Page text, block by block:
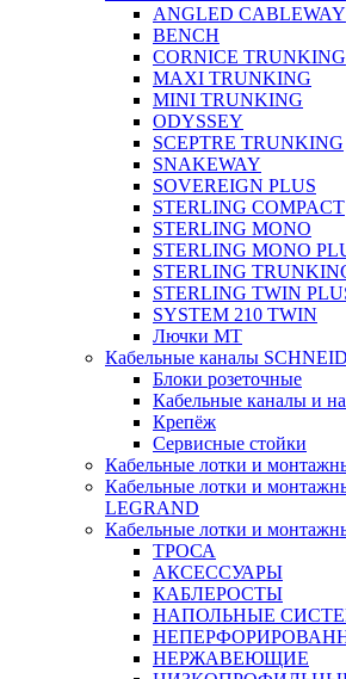
ANGLED CABLEWAY
BENCH
CORNICE TRUNKING
MAXI TRUNKING
MINI TRUNKING
ODYSSEY
SCEPTRE TRUNKING
SNAKEWAY
SOVEREIGN PLUS
STERLING COMPACT
STERLING MONO
STERLING MONO
STERLING
STERLING TWIN
SYSTEM 210 TWIN
Лючки MT
Кабельные каналы
Блоки розеточные
Кабельные каналы и
Крепёж
Сервисные стойки
Кабельные лотки и
Кабельные лотки и
LEGRAND
Кабельные лотки и
ТРОСА
АКСЕССУАРЫ
КАБЛЕРОСТЫ
НАПОЛЬНЫЕ
НЕРЖАВЕЮЩИЕ